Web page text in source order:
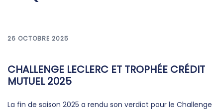
26 OCTOBRE 2025
CHALLENGE LECLERC ET TROPHÉE CRÉDIT
MUTUEL 2025
La fin de saison 2025 a rendu son verdict pour le Challenge